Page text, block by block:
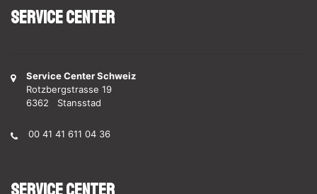
Service Center
Service Center Schweiz
Rotzbergstrasse 19
6362 Stansstad
00 41 41 611 04 36